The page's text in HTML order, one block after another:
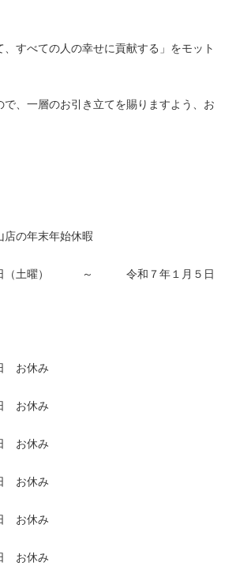
、すべての人の幸せに貢献する」をモット
、一層のお引き立てを賜りますよう、お
店の年末年始休暇
（土曜） ～ 令和７年１月５日
お休み
お休み
お休み
お休み
お休み
お休み